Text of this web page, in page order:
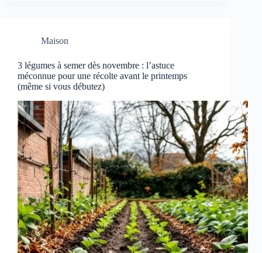
Maison
3 légumes à semer dès novembre : l’astuce
méconnue pour une récolte avant le printemps
(même si vous débutez)